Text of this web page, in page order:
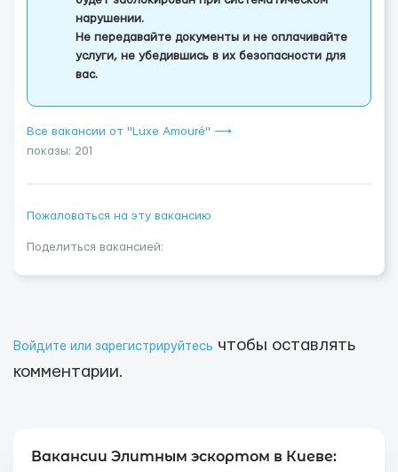
нарушении.
Не передавайте документы и не оплачивайте
услуги, не убедившись в их безопасности для
вас.
Все вакансии от "Luxe Amouré" ⟶
показы: 201
Пожаловаться на эту вакансию
Поделиться вакансией:
Войдите или зарегистрируйтесь чтобы оставлять
комментарии.
Вакансии Элитным эскортом в Киеве: